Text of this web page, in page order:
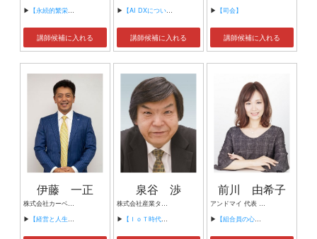
▶ 【永続的繁栄の組織づくり】
講師候補に入れる
▶ 【AI DXについて】
講師候補に入れる
▶ 【司会】
講師候補に入れる
伊藤 一正
▶ 【経営と人生がHappyになる3つのキーワード】
泉谷 渉
▶ 【ＩｏＴ時代にニッポンの製造業が一気に抜け出す！！ ～世界トップシェアのセンサーとロボットで戦え！】
前川 由希子
▶ 【組合員の心をぐっと掴むコミュニケーション術～組合員が「あなたが言うなら」と動き出す３ステップ～】